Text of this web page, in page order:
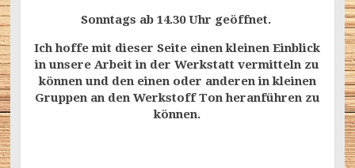
Sonntags ab 14.30 Uhr geöffnet.
Ich hoffe mit dieser Seite einen kleinen Einblick
in unsere Arbeit in der Werkstatt vermitteln zu
können und den einen oder anderen in kleinen
Gruppen an den Werkstoff Ton heranführen zu
können.